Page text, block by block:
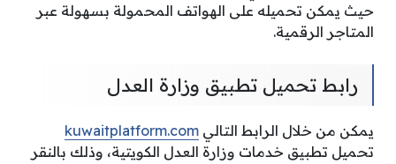
حيث يمكن تحميله على الهواتف المحمولة بسهولة عبر
المتاجر الرقمية.
رابط تحميل تطبيق وزارة العدل
يمكن من خلال الرابط التالي kuwaitplatform.com
تحميل تطبيق خدمات وزارة العدل الكويتية، وذلك بالنقر